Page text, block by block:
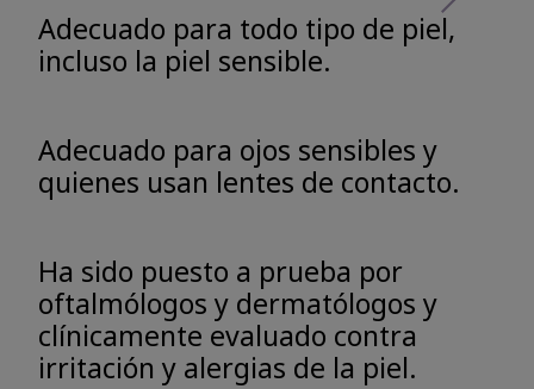
Adecuado para todo tipo de piel,
incluso la piel sensible.
Adecuado para ojos sensibles y
quienes usan lentes de contacto.
Ha sido puesto a prueba por
oftalmólogos y dermatólogos y
clínicamente evaluado contra
irritación y alergias de la piel.